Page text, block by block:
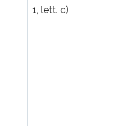
1, lett. c)